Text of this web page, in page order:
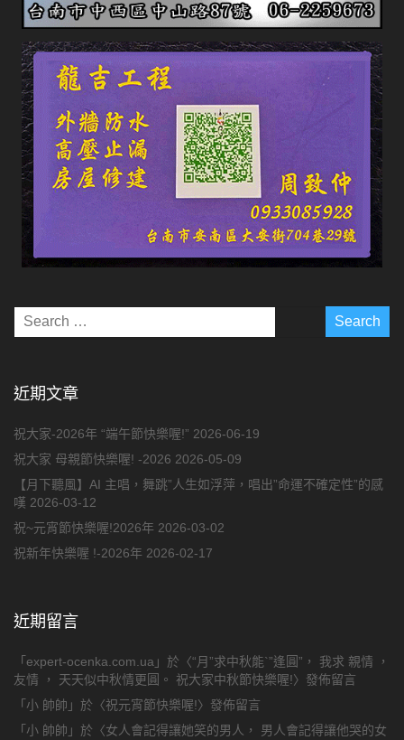
近期文章
祝大家-2026年 “端午節快樂喔!” 2026-06-19
祝大家 母親節快樂喔! -2026 2026-05-09
【月下聽風】AI 主唱，舞跳”人生如浮萍，唱出”命運不確定性”的感
嘆 2026-03-12
祝~元宵節快樂喔!2026年 2026-03-02
祝新年快樂喔 !-2026年 2026-02-17
近期留言
「expert-ocenka.com.ua 」於〈“月”求中秋能`”逢圓”， 我求 親情 ，
友情 ， 天天似中秋情更圓。 祝大家中秋節快樂喔!〉發佈留言
「 小 帥帥 」於〈祝元宵節快樂喔!〉發佈留言
「 小 帥帥 」於〈女人會記得讓她笑的男人， 男人會記得讓他哭的女